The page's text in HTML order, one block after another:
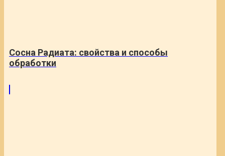
Сосна Радиата: свойства и способы
обработки